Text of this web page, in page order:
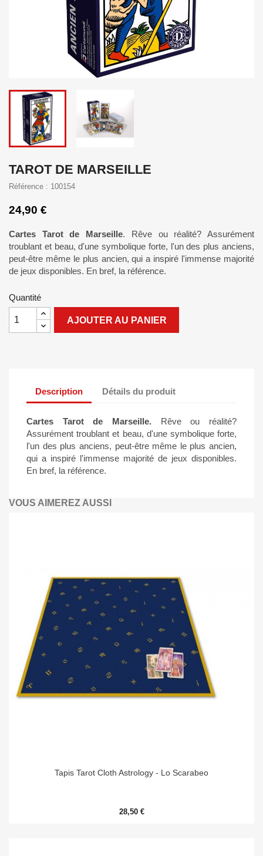
TAROT DE MARSEILLE
Référence : 100154
24,90 €
Cartes Tarot de Marseille. Rêve ou réalité? Assurément
troublant et beau, d'une symbolique forte, l'un des plus anciens,
peut-être même le plus ancien, qui a inspiré l'immense majorité
de jeux disponibles. En bref, la référence.
Quantité
AJOUTER AU PANIER
Description Détails du produit
Cartes Tarot de Marseille. Rêve ou réalité?
Assurément troublant et beau, d'une symbolique forte,
l'un des plus anciens, peut-être même le plus ancien,
qui a inspiré l'immense majorité de jeux disponibles.
En bref, la référence.
VOUS AIMEREZ AUSSI
Tapis Tarot Cloth Astrology - Lo Scarabeo
28,50 €